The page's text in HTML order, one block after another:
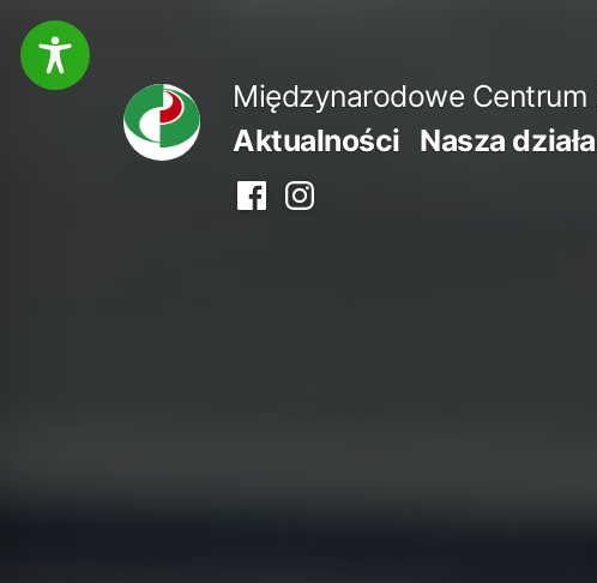
Przejdź
do
Międzynarodowe Centrum
Aktualności Nasza
FacebookInstagram